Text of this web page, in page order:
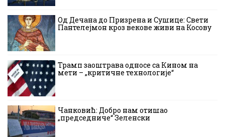
Од Дечана до Призрена и Сушице: Свети
Пантелејмон кроз векове живи на Косову
Трамп заоштрава односе са Кином на
мети – „критичне технологије“
Чанковић: Добро нам отишао
„председниче“ Зеленски